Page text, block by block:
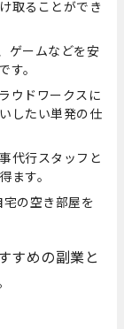
取ることができ
ゲームなどを安
。
ウドワークスに
したい単発の仕
代行スタッフと
ます。
の空き部屋を
すめの副業と